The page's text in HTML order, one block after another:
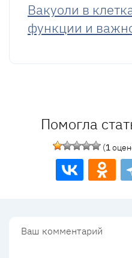
Вакуоли в
функции и
Помогла
(1